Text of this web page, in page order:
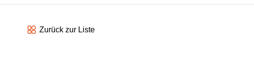
Zurück zur Liste